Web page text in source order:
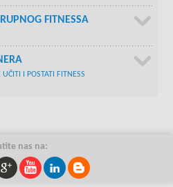
FITNESSA
I POSTATI FITNESS
nas na: